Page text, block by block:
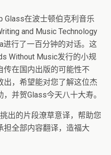
Glass在波士顿伯克利音乐
and Music Technology
行了一百分钟的对话。这
Without Music发行的小规
传在国内出版的可能性不
出，希望能对您了解这位杰
并贺Glass今天八十大寿。
出的片段潦草意译，帮助您
担全部内容翻译，造福大